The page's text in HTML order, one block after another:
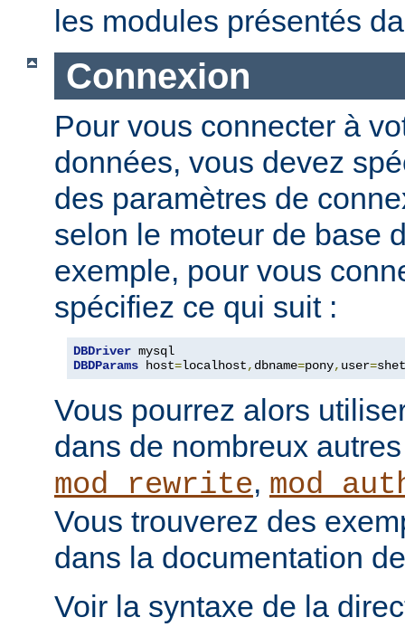
les modules présentés
Connexion
Pour vous connecter à
données, vous devez
des paramètres de
selon le moteur de base
exemple, pour vous
spécifiez ce qui suit :
DBDriver
DBDParams host=localhost, dbname=pony, user=
Vous pourrez alors
dans de nombreux
mod_rewrite,
Vous trouverez des
dans la documentation
Voir la syntaxe de la